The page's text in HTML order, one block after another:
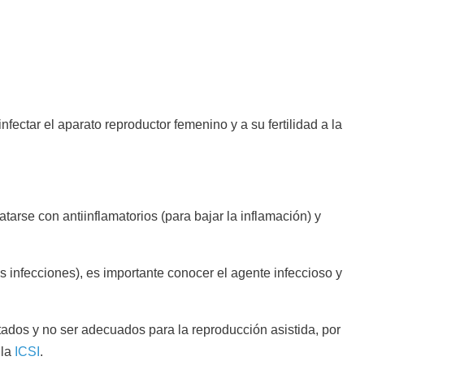
el aparato reproductor femenino y a su fertilidad a la
con antiinflamatorios (para bajar la inflamación) y
infecciones), es importante conocer el agente infeccioso y
y no ser adecuados para la reproducción asistida, por
ICSI .